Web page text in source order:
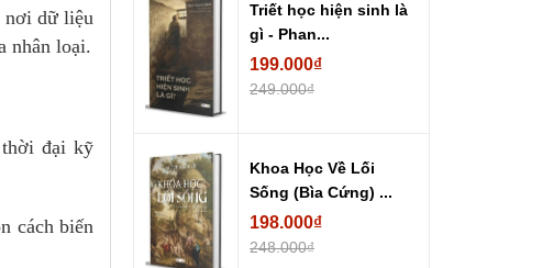
nơi dữ liệu
nhân loại.
thời đại kỹ
cách biến
Triết học hiện sinh là
gì - Phan...
199.000₫
249.000₫
Khoa Học Về Lối
Sống (Bìa Cứng) ...
198.000₫
248.000₫